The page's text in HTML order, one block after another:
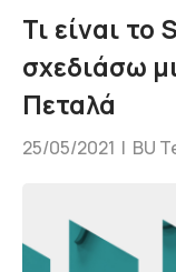
Τι είναι
σχεδιάσω
Πεταλά
25/05/2021 | BU